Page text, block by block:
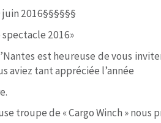
2016§§§§§§
spectacle 2016»
est heureuse de vous
aviez tant appréciée l’année
troupe de « Cargo Winch »